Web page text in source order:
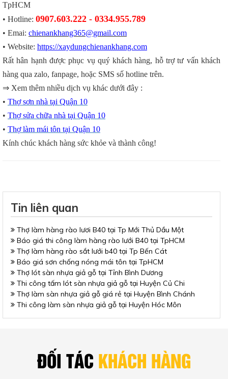
TpHCM
• Hotline: 0907.603.222 - 0334.955.789
• Emai: chienankhang365@gmail.com
• Website: https://xaydungchienankhang.com
Rất hân hạnh được phục vụ quý khách hàng, hỗ trợ tư vấn khách
hàng qua zalo, fanpage, hoặc SMS số hotline trên.
⇒ Xem thêm nhiều dịch vụ khác dưới đây :
• Thợ sơn nhà tại Quận 10
• Thợ sửa chữa nhà tại Quận 10
• Thợ làm mái tôn tại Quận 10
Kính chúc khách hàng sức khỏe và thành công!
Tin liên quan
Thợ làm hàng rào lươi B40 tại Tp Mới Thủ Dầu Một
Báo giá thi công làm hàng rào lưới B40 tại TpHCM
Thợ làm hàng rào sắt lưới b40 tại Tp Bến Cát
Báo giá sơn chống nóng mái tôn tại TpHCM
Thợ lót sàn nhựa giả gỗ tại Tỉnh Bình Dương
Thi công tấm lót sàn nhựa giả gỗ tại Huyện Củ Chi
Thợ làm sàn nhựa giả gỗ giá rẻ tại Huyện Bình Chánh
Thi công làm sàn nhựa giả gỗ tại Huyện Hóc Môn
ĐỐI TÁC KHÁCH HÀNG